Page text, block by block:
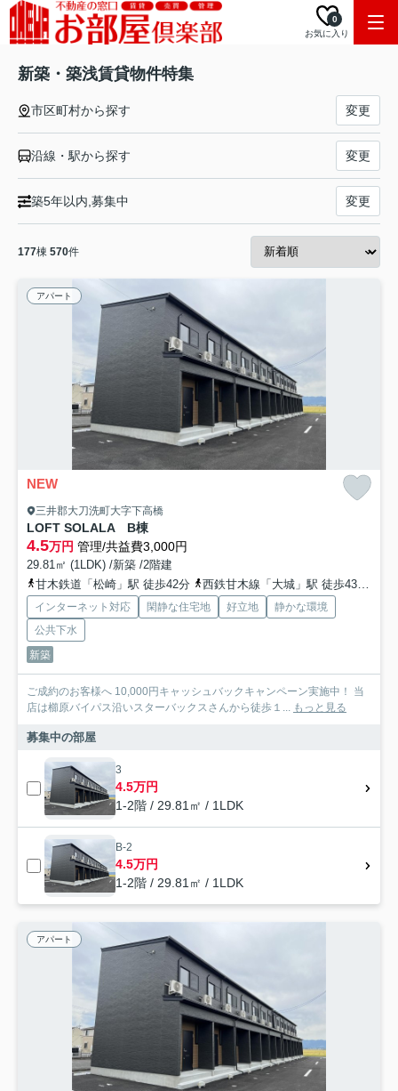
お気に入り
0
新築・築浅賃貸物件特集
市区町村から探す 変更
沿線・駅から探す 変更
築5年以内,募集中 変更
177棟 570件
アパート
NEW
三井郡大刀洗町大字下高橋
LOFT SOLALA B棟
4.5万円 管理/共益費3,000円
29.81㎡ (1LDK) /新築 /2階建
甘木鉄道「松崎」駅 徒歩42分
西鉄甘木線「大城」駅 徒歩43分
インターネット対応 閑静な住宅地 好立地
静かな環境
公共下水
新築
ご成約のお客様へ 10,000円キャッシュバックキャンペーン実施中！ 当
店は櫛原バイパス沿いスターバックスさんから徒歩１... もっと見る
募集中の部屋
3
4.5万円
1-2階 / 29.81㎡ / 1LDK
B-2
4.5万円
1-2階 / 29.81㎡ / 1LDK
アパート